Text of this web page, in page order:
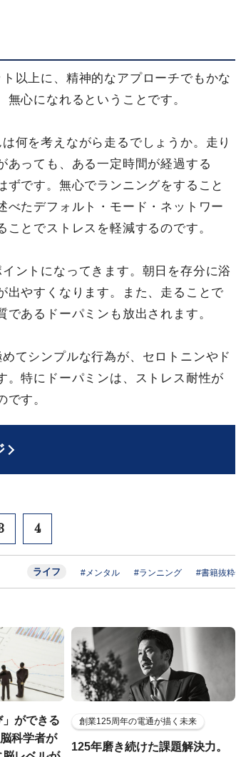
以上に、精神的なアプローチでもかな
心になれるということです。
何を考えながら走るでしょうか。走り
あっても、ある一定時間が経過する
ずです。無心でランニングをすること
べたデフォルト・モード・ネットワー
とでストレスを軽減するのです。
ントになってきます。朝日を存分に浴
出やすくなります。また、走ることで
あるドーパミンも放出されます。
てシンプルな行為が、セロトニンやド
。特にドーパミンは、ストレス耐性が
す。
4
ライフ #メンタル #ランニング #書籍抜粋
ができる
科学者が
創業125周年の電通が描く未来
125年磨き続けた課題解決力。